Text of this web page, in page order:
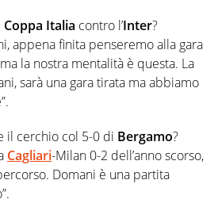
Coppa Italia contro l’Inter?
appena finita penseremo alla gara
la nostra mentalità è questa. La
sarà una gara tirata ma abbiamo
il cerchio col 5-0 di Bergamo?
Cagliari-Milan 0-2 dell’anno scorso,
Domani è una partita